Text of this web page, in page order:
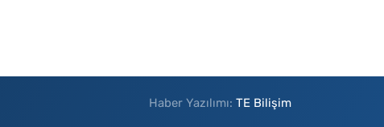
Haber Yazılımı:TE Bilişim